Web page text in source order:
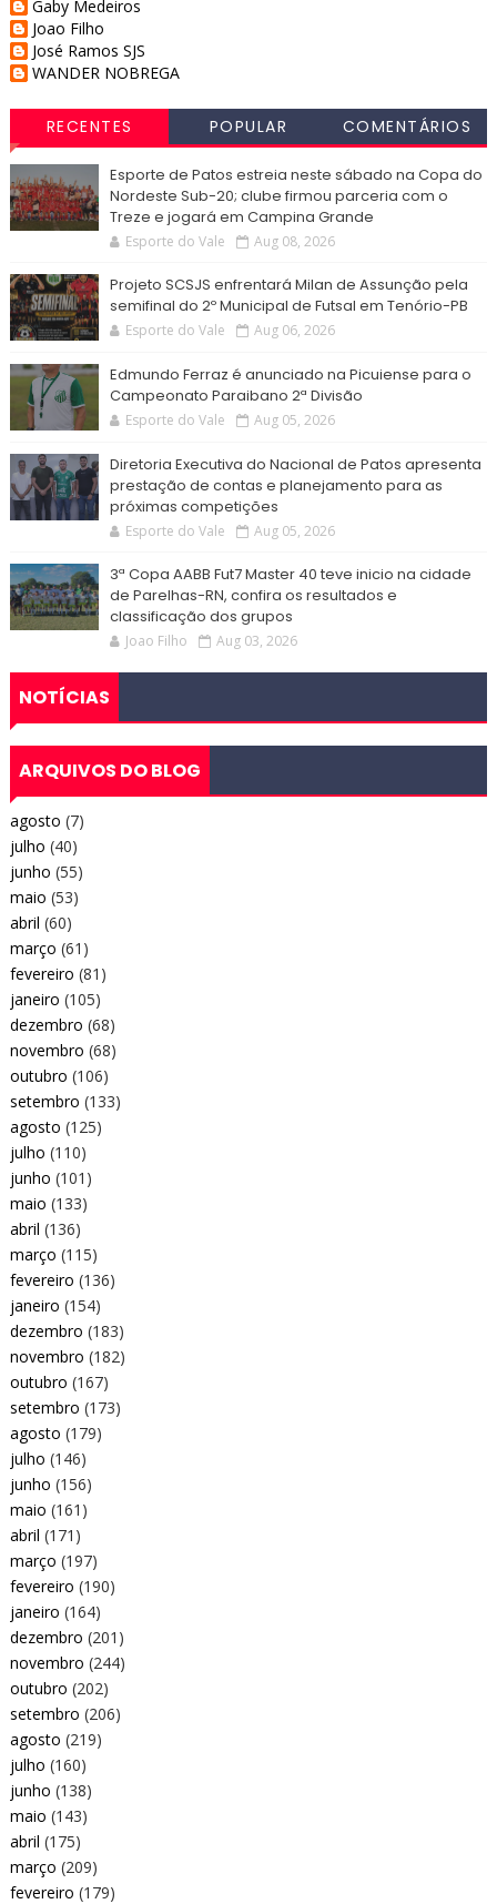
Gaby Medeiros
Joao Filho
José Ramos SJS
WANDER NOBREGA
RECENTES POPULAR COMENTÁRIOS
Esporte de Patos estreia neste sábado na Copa do
Nordeste Sub-20; clube firmou parceria com o
Treze e jogará em Campina Grande
Esporte do Vale Aug 08, 2026
Projeto SCSJS enfrentará Milan de Assunção pela
semifinal do 2º Municipal de Futsal em Tenório-PB
Esporte do Vale Aug 06, 2026
Edmundo Ferraz é anunciado na Picuiense para o
Campeonato Paraibano 2ª Divisão
Esporte do Vale Aug 05, 2026
Diretoria Executiva do Nacional de Patos apresenta
prestação de contas e planejamento para as
próximas competições
Esporte do Vale Aug 05, 2026
3ª Copa AABB Fut7 Master 40 teve inicio na cidade
de Parelhas-RN, confira os resultados e
classificação dos grupos
Joao Filho Aug 03, 2026
NOTÍCIAS
ARQUIVOS DO BLOG
agosto (7)
julho (40)
junho (55)
maio (53)
abril (60)
março (61)
fevereiro (81)
janeiro (105)
dezembro (68)
novembro (68)
outubro (106)
setembro (133)
agosto (125)
julho (110)
junho (101)
maio (133)
abril (136)
março (115)
fevereiro (136)
janeiro (154)
dezembro (183)
novembro (182)
outubro (167)
setembro (173)
agosto (179)
julho (146)
junho (156)
maio (161)
abril (171)
março (197)
fevereiro (190)
janeiro (164)
dezembro (201)
novembro (244)
outubro (202)
setembro (206)
agosto (219)
julho (160)
junho (138)
maio (143)
abril (175)
março (209)
fevereiro (179)